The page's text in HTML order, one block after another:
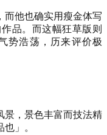
而他也确实用瘦金体写
品。而这幅狂草版则
势浩荡，历来评价极
景，景色丰富而技法精
」。